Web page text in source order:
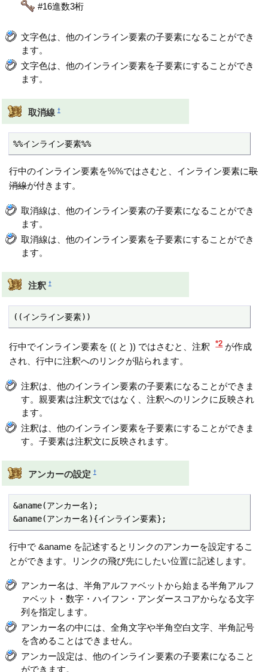
#16進数3桁
文字色は、他のインライン要素の子要素になることができ
ます。
文字色は、他のインライン要素を子要素にすることができ
ます。
取消線 †
%%インライン要素%%
行中のインライン要素を%%ではさむと、インライン要素に取
消線が付きます。
取消線は、他のインライン要素の子要素になることができ
ます。
取消線は、他のインライン要素を子要素にすることができ
ます。
注釈 †
((インライン要素))
行中でインライン要素を (( と )) ではさむと、注釈 *2 が作成
され、行中に注釈へのリンクが貼られます。
注釈は、他のインライン要素の子要素になることができま
す。親要素は注釈文ではなく、注釈へのリンクに反映され
ます。
注釈は、他のインライン要素を子要素にすることができま
す。子要素は注釈文に反映されます。
アンカーの設定 †
&aname(アンカー名);
&aname(アンカー名){インライン要素};
行中で &aname を記述するとリンクのアンカーを設定するこ
とができます。リンクの飛び先にしたい位置に記述します。
アンカー名は、半角アルファベットから始まる半角アルフ
ァベット・数字・ハイフン・アンダースコアからなる文字
列を指定します。
アンカー名の中には、全角文字や半角空白文字、半角記号
を含めることはできません。
アンカー設定は、他のインライン要素の子要素になること
ができます。